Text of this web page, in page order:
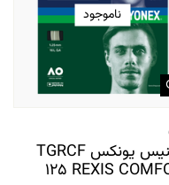
ناموجود
زه تنیس یونکس TGRCF
125 REXIS